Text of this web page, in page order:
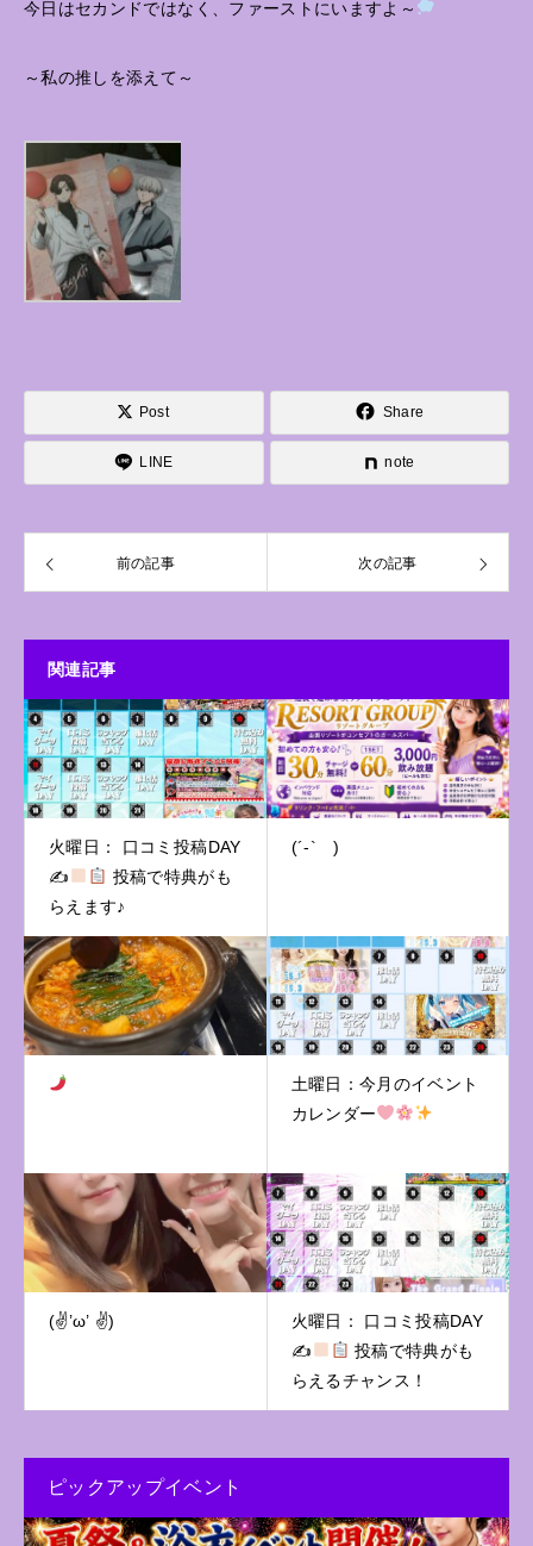
今日はセカンドではなく、ファーストにいますよ～
～私の推しを添えて～
Post Share
LINE note
前の記事 次の記事
関連記事
火曜日： 口コミ投稿DAY
✍
投稿で特典がも
らえます♪
(´-` )
土曜日：今月のイベント
カレンダー
(✌️’ω’ ✌️)
火曜日： 口コミ投稿DAY
✍
投稿で特典がも
らえるチャンス！
ピックアップイベント